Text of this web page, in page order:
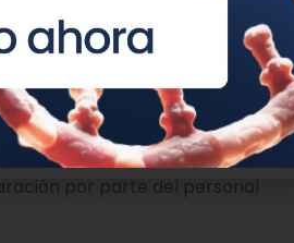
previa de la muestra,
la proteína S del coronavirus.
de sangre, o si el análisis
no solo reduce el tiempo de
por parte del personal